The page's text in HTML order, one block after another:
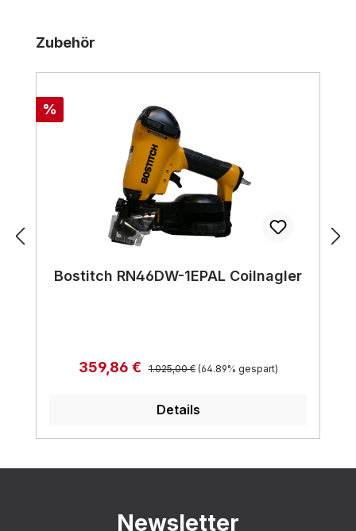
Produktgalerie überspringen
Zubehör
Rabatt
%
Bostitch RN46DW-1EPAL Coilnagler
Verkaufspreis:
359,86 € Regulärer Preis:
1.025,00 € (64.89% gespart)
Details
Newsletter